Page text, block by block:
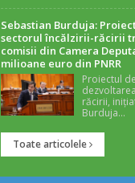
Sebastian Burduja:
sectorul încălzirii-răcirii
comisii din Camera
milioane euro din PNRR
Proiectul
răcirii,
Burduja...
Toate articolele